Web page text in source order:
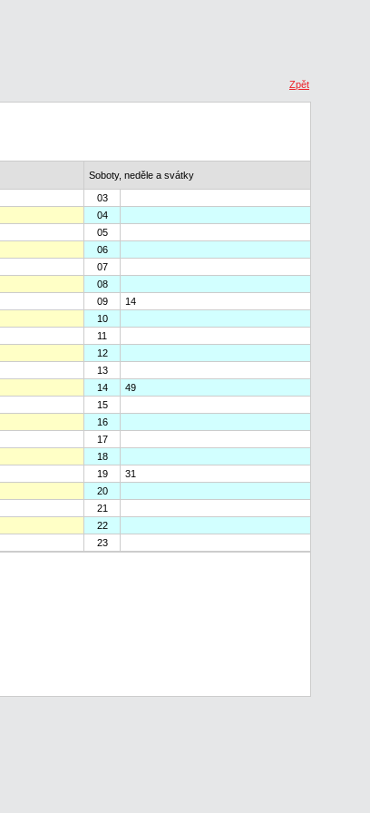
Zpět
Soboty, neděle a svátky
03
04
05
06
07
08
09
14
10
11
12
13
14
49
15
16
17
18
19
31
20
21
22
23